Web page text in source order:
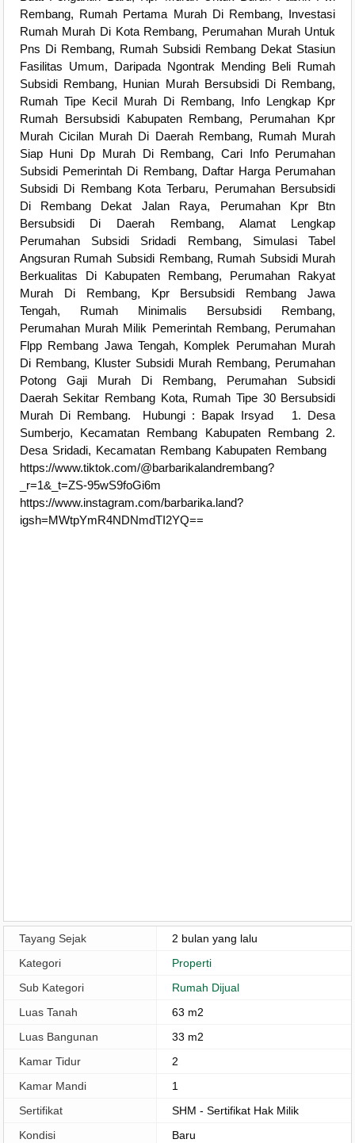
Rembang, Rumah Pertama Murah Di Rembang, Investasi
Rumah Murah Di Kota Rembang, Perumahan Murah Untuk
Pns Di Rembang, Rumah Subsidi Rembang Dekat Stasiun
Fasilitas Umum, Daripada Ngontrak Mending Beli Rumah
Subsidi Rembang, Hunian Murah Bersubsidi Di Rembang,
Rumah Tipe Kecil Murah Di Rembang, Info Lengkap Kpr
Rumah Bersubsidi Kabupaten Rembang, Perumahan Kpr
Murah Cicilan Murah Di Daerah Rembang, Rumah Murah
Siap Huni Dp Murah Di Rembang, Cari Info Perumahan
Subsidi Pemerintah Di Rembang, Daftar Harga Perumahan
Subsidi Di Rembang Kota Terbaru, Perumahan Bersubsidi
Di Rembang Dekat Jalan Raya, Perumahan Kpr Btn
Bersubsidi Di Daerah Rembang, Alamat Lengkap
Perumahan Subsidi Sridadi Rembang, Simulasi Tabel
Angsuran Rumah Subsidi Rembang, Rumah Subsidi Murah
Berkualitas Di Kabupaten Rembang, Perumahan Rakyat
Murah Di Rembang, Kpr Bersubsidi Rembang Jawa
Tengah, Rumah Minimalis Bersubsidi Rembang,
Perumahan Murah Milik Pemerintah Rembang, Perumahan
Flpp Rembang Jawa Tengah, Komplek Perumahan Murah
Di Rembang, Kluster Subsidi Murah Rembang, Perumahan
Potong Gaji Murah Di Rembang, Perumahan Subsidi
Daerah Sekitar Rembang Kota, Rumah Tipe 30 Bersubsidi
Murah Di Rembang. Hubungi : Bapak Irsyad 1. Desa
Sumberjo, Kecamatan Rembang Kabupaten Rembang 2.
Desa Sridadi, Kecamatan Rembang Kabupaten Rembang
https://www.tiktok.com/@barbarikalandrembang?
_r=1&_t=ZS-95wS9foGi6m
https://www.instagram.com/barbarika.land?
igsh=MWtpYmR4NDNmdTI2YQ==
Tayang Sejak
2 bulan yang lalu
Kategori
Properti
Sub Kategori
Rumah Dijual
Luas Tanah
63 m2
Luas Bangunan
33 m2
Kamar Tidur
2
Kamar Mandi
1
Sertifikat
SHM - Sertifikat Hak Milik
Kondisi
Baru